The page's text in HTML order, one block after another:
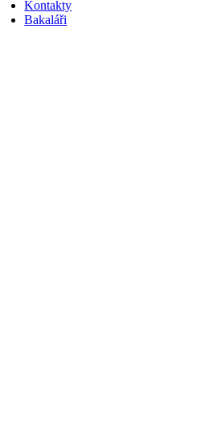
Kontakty
Bakaláři